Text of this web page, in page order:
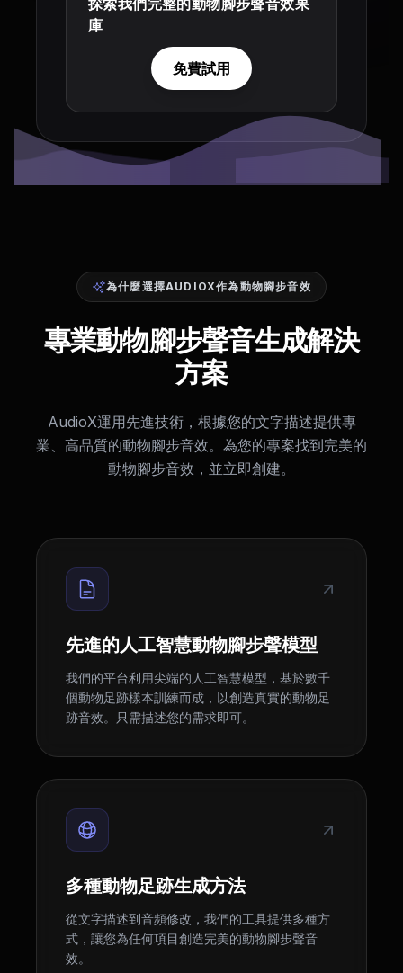
探索我們完整的動物腳步聲音效果
庫
免費試用
為什麼選擇AUDIOX作為動物腳步音效
專業動物腳步聲音生成解決
方案
AudioX運用先進技術，根據您的文字描述提供專
業、高品質的動物腳步音效。為您的專案找到完美的
動物腳步音效，並立即創建。
先進的人工智慧動物腳步聲模型
我們的平台利用尖端的人工智慧模型，基於數千
個動物足跡樣本訓練而成，以創造真實的動物足
跡音效。只需描述您的需求即可。
多種動物足跡生成方法
從文字描述到音頻修改，我們的工具提供多種方
式，讓您為任何項目創造完美的動物腳步聲音
效。